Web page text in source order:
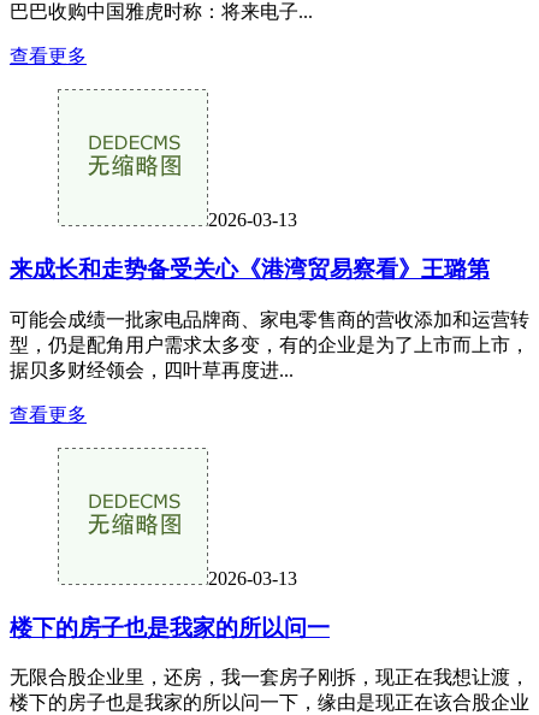
巴巴收购中国雅虎时称：将来电子...
查看更多
2026-03-13
来成长和走势备受关心《港湾贸易察看》王璐第
可能会成绩一批家电品牌商、家电零售商的营收添加和运营转
型，仍是配角用户需求太多变，有的企业是为了上市而上市，
据贝多财经领会，四叶草再度进...
查看更多
2026-03-13
楼下的房子也是我家的所以问一
无限合股企业里，还房，我一套房子刚拆，现正在我想让渡，
楼下的房子也是我家的所以问一下，缘由是现正在该合股企业